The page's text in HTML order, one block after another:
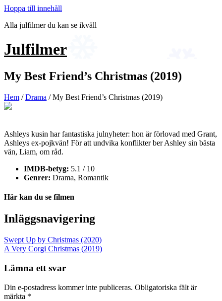
Hoppa till innehåll
Alla julfilmer du kan se ikväll
Julfilmer
My Best Friend’s Christmas (2019)
Hem /Drama / My Best Friend’s Christmas (2019)
Ashleys kusin har fantastiska julnyheter: hon är förlovad med Grant,
Ashleys ex-pojkvän! För att undvika konflikter ber Ashley sin bästa
vän, Liam, om råd.
IMDB-betyg: 5.1 / 10
Genrer: Drama, Romantik
Här kan du se filmen
Inläggsnavigering
Swept Up by Christmas (2020)
A Very Corgi Christmas (2019)
Lämna ett svar
Din e-postadress kommer inte publiceras. Obligatoriska fält är
märkta *